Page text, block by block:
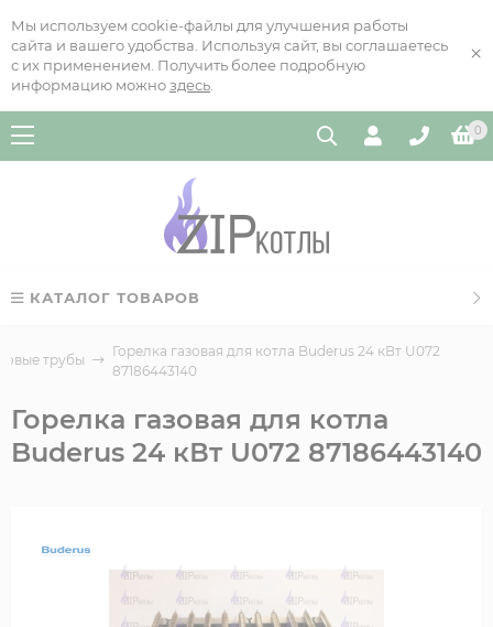
Мы используем cookie-файлы для улучшения работы
сайта и вашего удобства. Используя сайт, вы соглашаетесь
с их применением. Получить более подробную
информацию можно здесь
×
0
КАТАЛОГ ТОВАРОВ
трубы
Горелка газовая для котла Buderus 24 кВт U072
87186443140
Горелка газовая для котла
Buderus 24 кВт U072 87186443140